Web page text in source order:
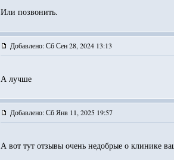
Или позвонить.
Добавлено: Сб Сен 28, 2024 13:13
А лучше
Добавлено: Сб Янв 11, 2025 19:57
А вот тут отзывы очень недобрые о клинике